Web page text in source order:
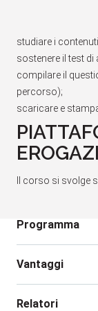
studiare i
sostenere il test
compilare il
percorso);
scaricare e
Il corso si svolge
Programma
Vantaggi
Relatori